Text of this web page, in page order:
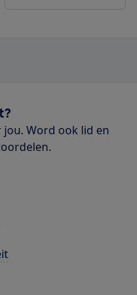
Word ook lid en